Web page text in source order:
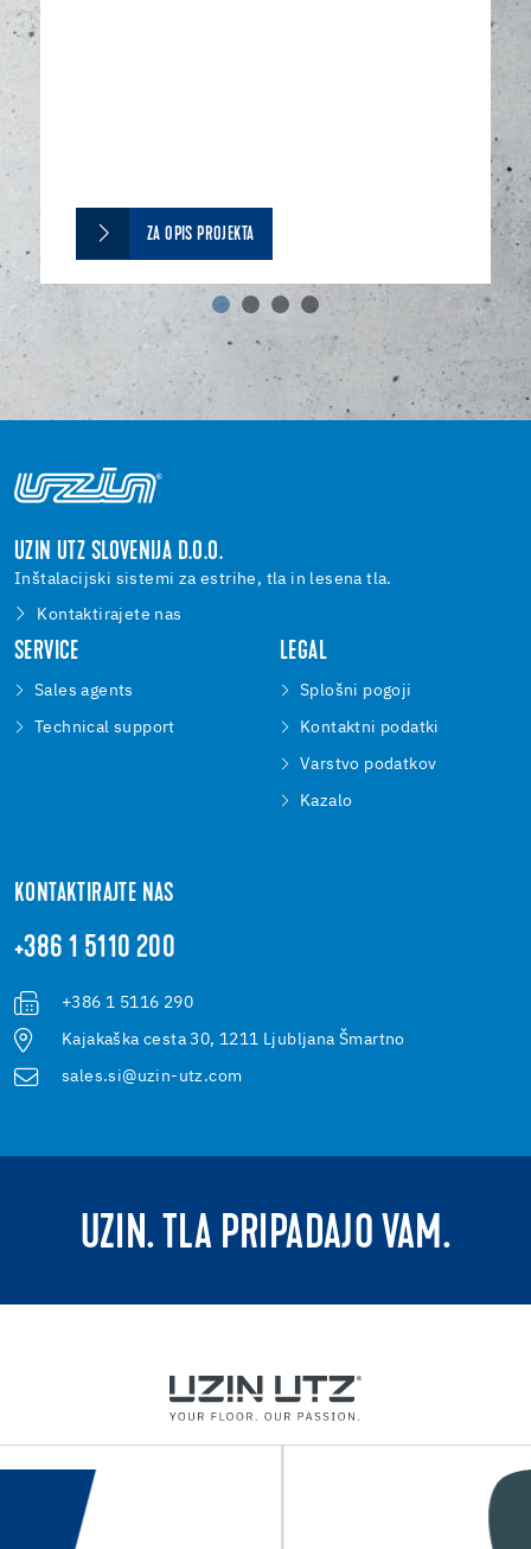
ZA OPIS PROJEKTA
UZIN UTZ SLOVENIJA D.O.O.
Inštalacijski sistemi za estrihe, tla in lesena tla.
Kontaktirajete nas
SERVICE
Sales agents
Technical support
LEGAL
Splošni pogoji
Kontaktni podatki
Varstvo podatkov
Kazalo
KONTAKTIRAJTE NAS
+386 1 5110 200
+386 1 5116 290
Kajakaška cesta 30, 1211 Ljubljana Šmartno
sales.si@uzin-utz.com
UZIN. TLA PRIPADAJO VAM.